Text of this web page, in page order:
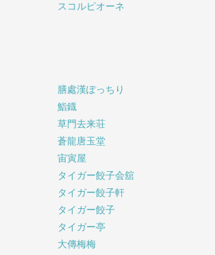
スコルピオーネ
膳處漢ぽっちり
鮨鐡
草門去来荘
蒼龍唐玉堂
宙寅屋
タイガー餃子会舘
タイガー餃子軒
タイガー餃子
タイガー亭
大傳梅梅